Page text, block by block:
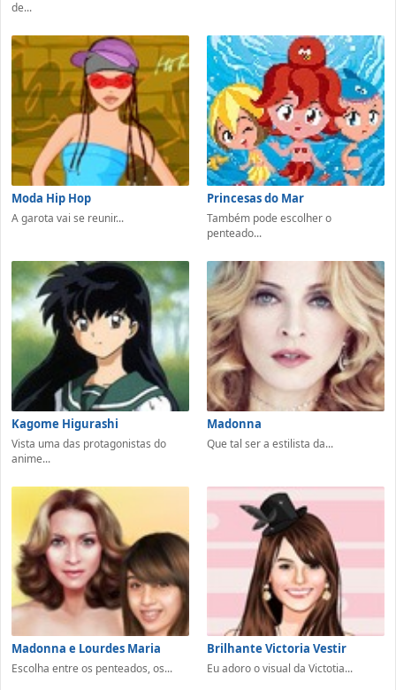
de...
Moda Hip Hop
A garota vai se reunir...
Princesas do Mar
Também pode escolher o
penteado...
Kagome Higurashi
Vista uma das protagonistas do
anime...
Madonna
Que tal ser a estilista da...
Madonna e Lourdes Maria
Escolha entre os penteados, os...
Brilhante Victoria Vestir
Eu adoro o visual da Victotia...